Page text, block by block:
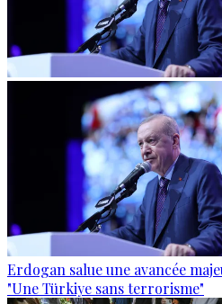
Erdogan salue une avancée
"Une Türkiye sans terrorisme"